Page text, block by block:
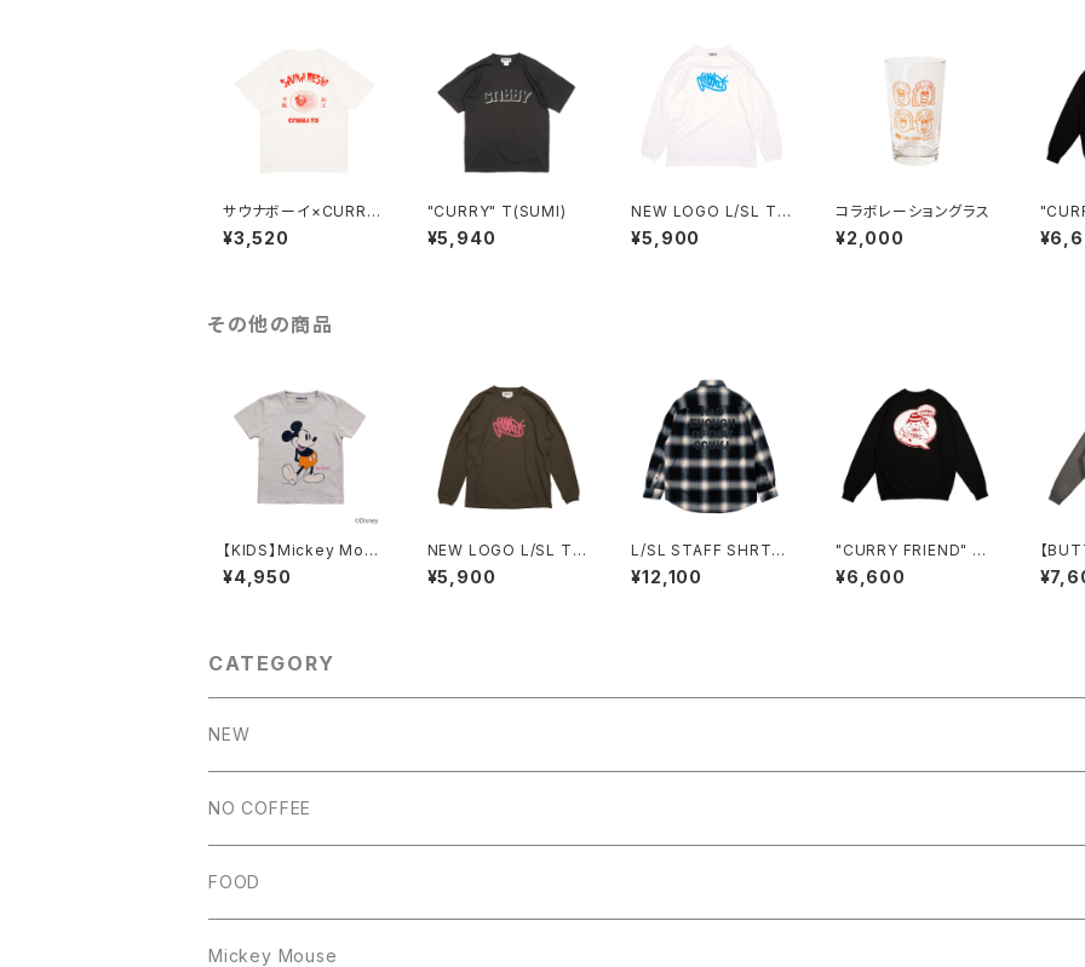
サウナボーイ×CURRY
TO【サウナ飯T 松江】
WHITE
¥3,520
"CURRY" T(SUMI)
¥5,940
NEW LOGO L/SL T
(WHITE)
¥5,900
コラボレーショングラス
¥2,000
その他の商品
【KIDS】Mickey Mous
e × CURRY TO T(T
OP GRAY）
¥4,950
NEW LOGO L/SL T
(SUMI)
¥5,900
L/SL STAFF SHRT
"Ombre Check"
¥12,100
"CURRY FRIEND" Sw
eatShirt BLACK
¥6,600
【
裏起
COAL
CATEGORY
NEW
NO COFFEE
FOOD
Mickey Mouse